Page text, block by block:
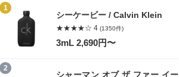
シーケービー / Calvin Klein
★★★★☆ 4 (1350件)
3mL 2,690円〜
1
シャーマン オブ ザ ファー イー
2